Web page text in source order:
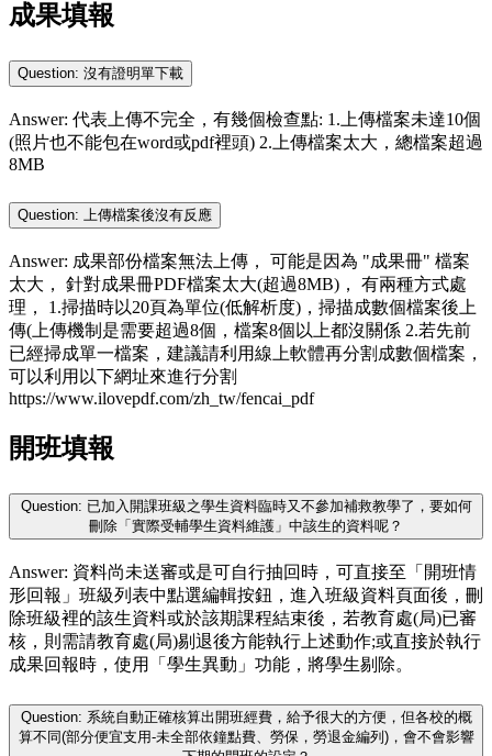
成果填報
Question: 沒有證明單下載
Answer: 代表上傳不完全，有幾個檢查點: 1.上傳檔案未達10個
(照片也不能包在word或pdf裡頭) 2.上傳檔案太大，總檔案超過
8MB
Question: 上傳檔案後沒有反應
Answer: 成果部份檔案無法上傳， 可能是因為 "成果冊" 檔案
太大， 針對成果冊PDF檔案太大(超過8MB)， 有兩種方式處
理， 1.掃描時以20頁為單位(低解析度)，掃描成數個檔案後上
傳(上傳機制是需要超過8個，檔案8個以上都沒關係 2.若先前
已經掃成單一檔案，建議請利用線上軟體再分割成數個檔案，
可以利用以下網址來進行分割
https://www.ilovepdf.com/zh_tw/fencai_pdf
開班填報
Question: 已加入開課班級之學生資料臨時又不參加補救教學了，要如何
刪除「實際受輔學生資料維護」中該生的資料呢？
Answer: 資料尚未送審或是可自行抽回時，可直接至「開班情
形回報」班級列表中點選編輯按鈕，進入班級資料頁面後，刪
除班級裡的該生資料或於該期課程結束後，若教育處(局)已審
核，則需請教育處(局)剔退後方能執行上述動作;或直接於執行
成果回報時，使用「學生異動」功能，將學生剔除。
Question: 系統自動正確核算出開班經費，給予很大的方便，但各校的概
算不同(部分便宜支用-未全部依鐘點費、勞保，勞退金編列)，會不會影響